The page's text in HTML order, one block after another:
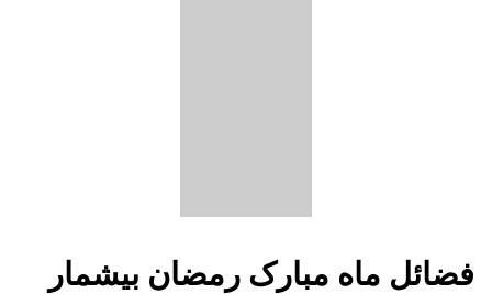
فضائل ماه مبارک رمضان بيشمار